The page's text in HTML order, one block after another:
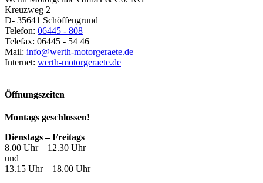
Kreuzweg 2
D- 35641 Schöffengrund
Telefon: 06445 - 808
Telefax: 06445 - 54 46
Mail: info@werth-motorgeraete.de
Internet: werth-motorgeraete.de
Öffnungszeiten
Montags geschlossen!
Dienstags – Freitags
8.00 Uhr – 12.30 Uhr
und
13.15 Uhr – 18.00 Uhr